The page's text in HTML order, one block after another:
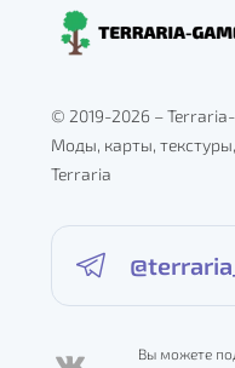
© 2019-2026 –
Моды, карты,
Terraria